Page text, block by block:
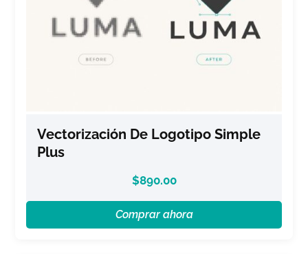
Vectorización De Logotipo Simple
Plus
$890.00
Comprar ahora